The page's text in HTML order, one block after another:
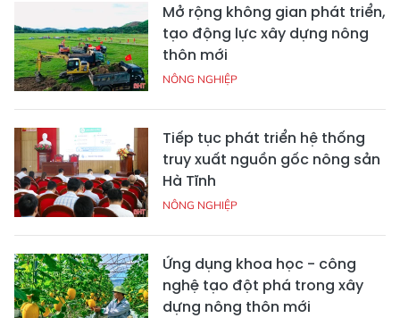
Mở rộng không gian phát triển,
tạo động lực xây dựng nông
thôn mới
NÔNG NGHIỆP
Tiếp tục phát triển hệ thống
truy xuất nguồn gốc nông sản
Hà Tĩnh
NÔNG NGHIỆP
Ứng dụng khoa học - công
nghệ tạo đột phá trong xây
dựng nông thôn mới